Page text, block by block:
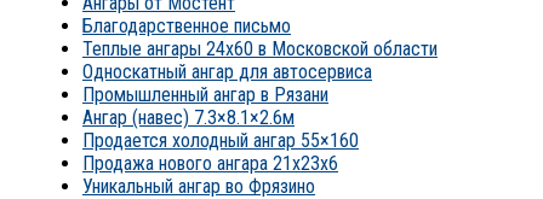
Благодарственное письмо
Теплые ангары 24х60 в Московской области
Односкатный ангар для автосервиса
Промышленный ангар в Рязани
Ангар (навес) 7.3×8.1×2.6м
Продается холодный ангар 55×160
Продажа нового ангара 21x23x6
Уникальный ангар во Фрязино